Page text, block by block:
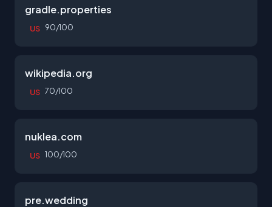
gradle.properties
US 90/100
wikipedia.org
US 70/100
nuklea.com
US 100/100
pre.wedding